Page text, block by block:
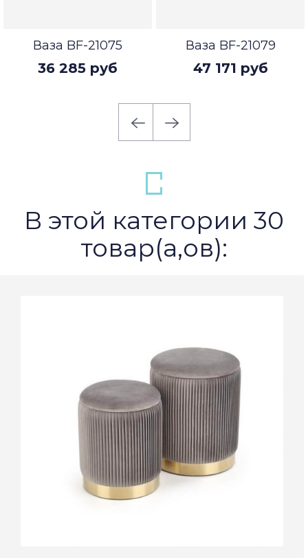
Ваза BF-21075
36 285 руб
Ваза BF-21079
47 171 руб
В этой категории 30
товар(а,ов):